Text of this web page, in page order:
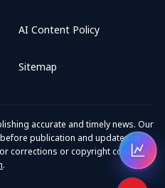
AI Content Policy
Sitemap
accurate and timely news. Our
publication and updates or
corrections or copyright concerns,
.